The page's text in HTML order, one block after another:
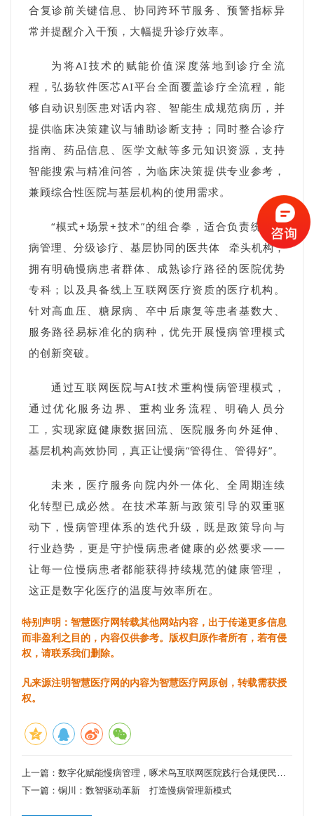
合复诊前关键信息、协同跨环节服务、预警指标异
常并提醒介入干预，大幅提升诊疗效率。
为将AI技术的赋能价值深度落地到诊疗全流
程，弘扬软件医芯AI平台全面覆盖诊疗全流程，能
够自动识别医患对话内容、智能生成规范病历，并
提供临床决策建议与辅助诊断支持；同时整合诊疗
指南、药品信息、医学文献等多元知识资源，支持
智能搜索与精准问答，为临床决策提供专业参考，
兼顾综合性医院与基层机构的使用需求。
“模式+场景+技术”的组合拳，适合负责统筹慢
病管理、分级诊疗、基层协同的医共体
牵头机构；
拥有明确慢病患者群体、成熟诊疗路径的医院优势
专科；以及具备线上互联网医疗资质的医疗机构。
针对高血压、糖尿病、卒中后康复等患者基数大、
服务路径易标准化的病种，优先开展慢病管理模式
的创新突破。
通过互联网医院与AI技术重构慢病管理模式，
通过优化服务边界、重构业务流程、明确人员分
工，实现家庭健康数据回流、医院服务向外延伸、
基层机构高效协同，真正让慢病“管得住、管得好”。
未来，医疗服务向院内外一体化、全周期连续
化转型已成必然。在技术革新与政策引导的双重驱
动下，慢病管理体系的迭代升级，既是政策导向与
行业趋势，更是守护慢病患者健康的必然要求——
让每一位慢病患者都能获得持续规范的健康管理，
这正是数字化医疗的温度与效率所在。
特别声明：智慧医疗网转载其他网站内容，出于传递更多信息
而非盈利之目的，内容仅供参考。版权归原作者所有，若有侵
权，请联系我们删除。
凡来源注明智慧医疗网的内容为智慧医疗网原创，转载需获授
权。
上一篇： 数字化赋能慢病管理，啄术鸟互联网医院践行合规便民医疗
下一篇： 铜川：数智驱动革新 打造慢病管理新模式